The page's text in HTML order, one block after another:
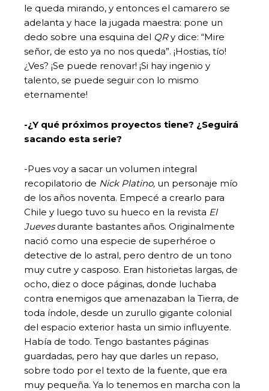
le queda mirando, y entonces el camarero se
adelanta y hace la jugada maestra: pone un
dedo sobre una esquina del QRy dice: “Mire
señor, de esto ya no nos queda”. ¡Hostias, tío!
¿Ves? ¡Se puede renovar! ¡Si hay ingenio y
talento, se puede seguir con lo mismo
eternamente!
-¿Y qué próximos proyectos tiene? ¿Seguirá
sacando esta serie?
-Pues voy a sacar un volumen integral
recopilatorio de Nick Platino, un personaje mío
de los años noventa. Empecé a crearlo para
Chile y luego tuvo su hueco en la revista El
Juevesdurante bastantes años. Originalmente
nació como una especie de superhéroe o
detective de lo astral, pero dentro de un tono
muy cutre y casposo. Eran historietas largas, de
ocho, diez o doce páginas, donde luchaba
contra enemigos que amenazaban la Tierra, de
toda índole, desde un zurullo gigante colonial
del espacio exterior hasta un simio influyente.
Había de todo. Tengo bastantes páginas
guardadas, pero hay que darles un repaso,
sobre todo por el texto de la fuente, que era
muy pequeña. Ya lo tenemos en marcha con la